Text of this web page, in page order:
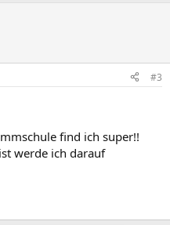
#3
find ich super!!
werde ich darauf